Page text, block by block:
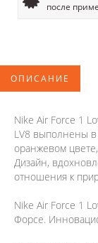
после
ОПИСАНИЕ
Nike Air Force 1
LV8 выполнены
оранжевом
Дизайн,
отношения к
Nike Air Force 1
Форсе.